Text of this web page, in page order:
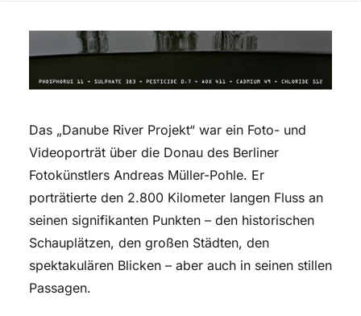
Das „Danube River Projekt“ war ein Foto- und
Videoporträt über die Donau des Berliner
Fotokünstlers Andreas Müller-Pohle. Er
porträtierte den 2.800 Kilometer langen Fluss an
seinen signifikanten Punkten – den historischen
Schauplätzen, den großen Städten, den
spektakulären Blicken – aber auch in seinen stillen
Passagen.